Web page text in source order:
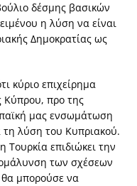
δέσμης βασικών
η λύση να είναι
Δημοκρατίας ως
κύριο επιχείρημα
Κύπρου, προ της
μας ενσωμάτωση
τη λύση του Κυπριακού.
επιδιώκει την
των σχέσεων
θα μπορούσε να